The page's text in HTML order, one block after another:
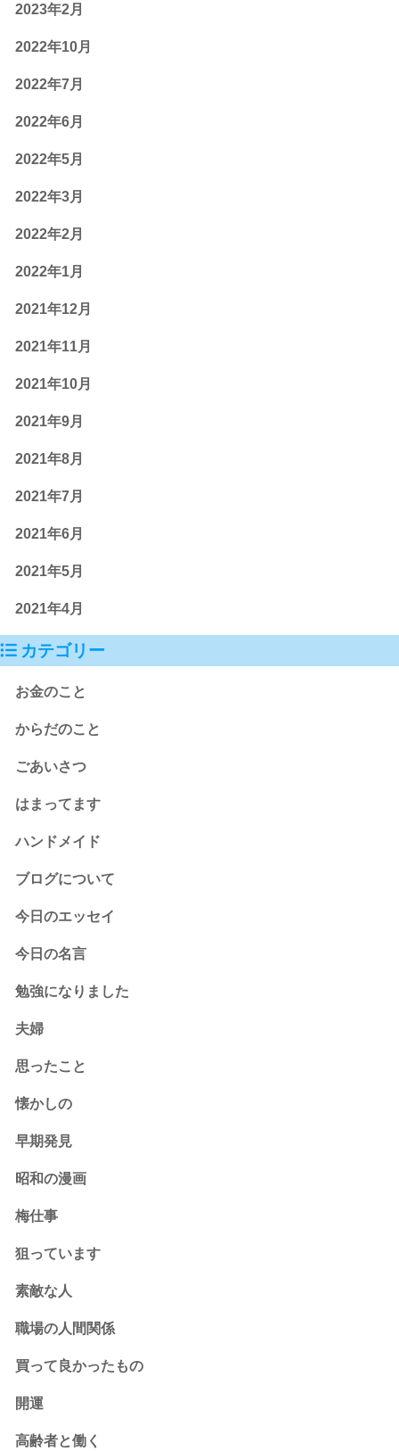
2023年2月
2022年10月
2022年7月
2022年6月
2022年5月
2022年3月
2022年2月
2022年1月
2021年12月
2021年11月
2021年10月
2021年9月
2021年8月
2021年7月
2021年6月
2021年5月
2021年4月
カテゴリー
お金のこと
からだのこと
ごあいさつ
はまってます
ハンドメイド
ブログについて
今日のエッセイ
今日の名言
勉強になりました
夫婦
思ったこと
懐かしの
早期発見
昭和の漫画
梅仕事
狙っています
素敵な人
職場の人間関係
買って良かったもの
開運
高齢者と働く